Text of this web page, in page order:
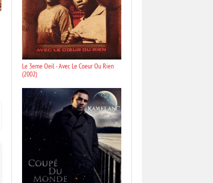
Le 3eme Oeil - Avec Le Coeur Ou Rien
(2002)